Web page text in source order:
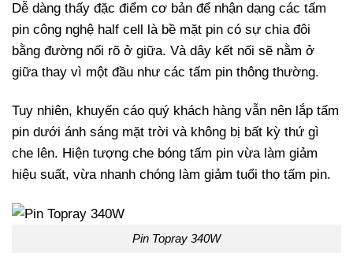
Dễ dàng thấy đặc điểm cơ bản để nhận dạng các tấm
pin công nghệ half cell là bề mặt pin có sự chia đôi
bằng đường nối rõ ở giữa. Và dây kết nối sẽ nằm ở
giữa thay vì một đầu như các tấm pin thông thường.
Tuy nhiên, khuyến cáo quý khách hàng vẫn nên lắp tấm
pin dưới ánh sáng mặt trời và không bị bất kỳ thứ gì
che lên. Hiện tượng che bóng tấm pin vừa làm giảm
hiệu suất, vừa nhanh chóng làm giảm tuổi thọ tấm pin.
Pin Topray 340W